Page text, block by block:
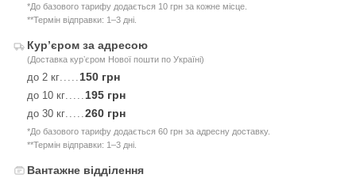
*До базового тарифу додається 10 грн за кожне місце.
**Термін відправки: 1–3 дні.
Курʼєром за адресою
(Доставка курʼєром Нової пошти по Україні)
до 2 кг 150 грн
до 10 кг 195 грн
до 30 кг 260 грн
*До базового тарифу додається 60 грн за адресну доставку.
**Термін відправки: 1–3 дні.
Вантажне відділення